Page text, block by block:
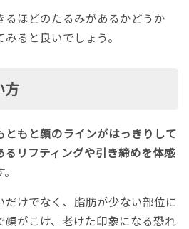
るほどのたるみがあるかどうか
ると良いでしょう。
方
もと顔のラインがはっきりして
リフティングや引き締めを体感
だけでなく、脂肪が少ない部位に
顔がこけ、老けた印象になる恐れ